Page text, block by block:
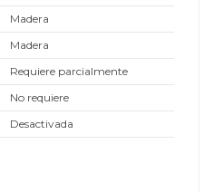
Madera
Madera
Requiere parcialmente
No requiere
Desactivada